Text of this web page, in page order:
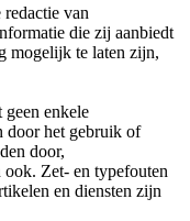
van
die zij aanbiedt
mogelijk te laten zijn,
geen enkele
door het gebruik of
door,
Zet- en typefouten
en diensten zijn